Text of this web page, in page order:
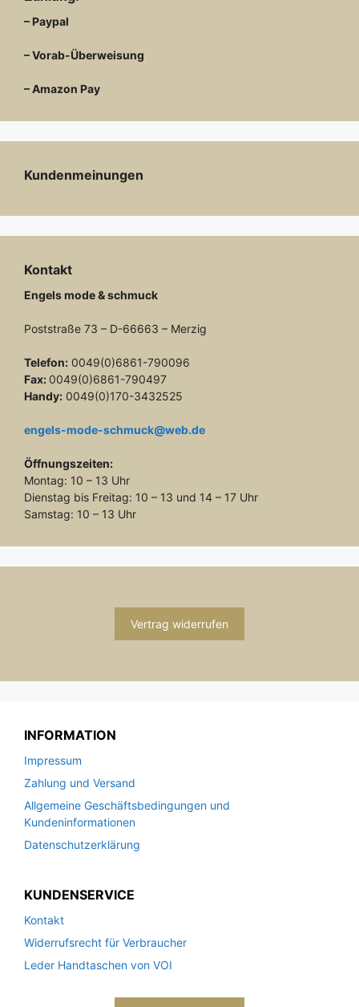
– Paypal
– Vorab-Überweisung
– Amazon Pay
Kundenmeinungen
Kontakt
Engels mode & schmuck
Poststraße 73 – D-66663 – Merzig
Telefon: 0049(0)6861-790096
Fax: 0049(0)6861-790497
Handy: 0049(0)170-3432525
engels-mode-schmuck@web.de
Öffnungszeiten:
Montag: 10 – 13 Uhr
Dienstag bis Freitag: 10 – 13 und 14 – 17 Uhr
Samstag: 10 – 13 Uhr
Vertrag widerrufen
INFORMATION
Impressum
Zahlung und Versand
Allgemeine Geschäftsbedingungen und
Kundeninformationen
Datenschutzerklärung
KUNDENSERVICE
Kontakt
Widerrufsrecht für Verbraucher
Leder Handtaschen von VOI